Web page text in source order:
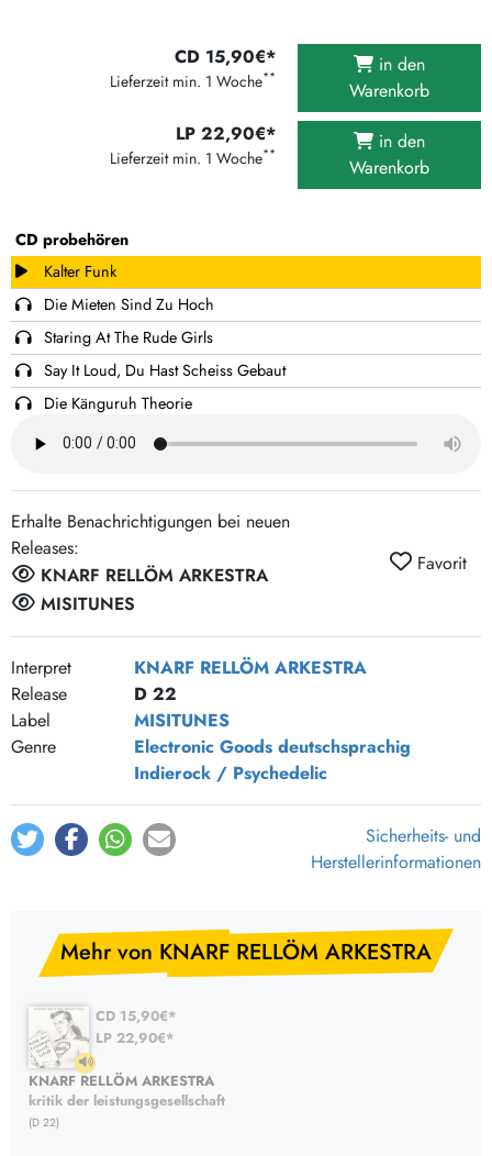
CD probehören
Kalter Funk
Die Mieten Sind Zu Hoch
Staring At The Rude Girls
Say It Loud, Du Hast Scheiss Gebaut
Die Känguruh Theorie
Odysseus, Faust, Ahab Und Quasimodo
Mein Leben: Ein Roman Namens Soul Punk
Leviathan Chill Out
CD 15,90€*
Lieferzeit min. 1 Woche**
in den
Warenkorb
LP 22,90€*
Lieferzeit min. 1 Woche**
in den
Warenkorb
Erhalte Benachrichtigungen bei neuen
Releases:
KNARF RELLÖM ARKESTRA
MISITUNES
Favorit
Interpret
KNARF RELLÖM ARKESTRA
Release
D 22
Label
MISITUNES
Genre
Electronic Goods deutschsprachig
Indierock / Psychedelic
Sicherheits- und
Herstellerinformationen
Mehr von KNARF RELLÖM ARKESTRA
CD 15,90€*
LP 22,90€*
KNARF RELLÖM ARKESTRA
kritik der leistungsgesellschaft
(D 22)